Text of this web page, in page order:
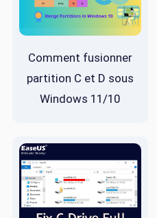
Comment fusionner
partition C et D sous
Windows 11/10